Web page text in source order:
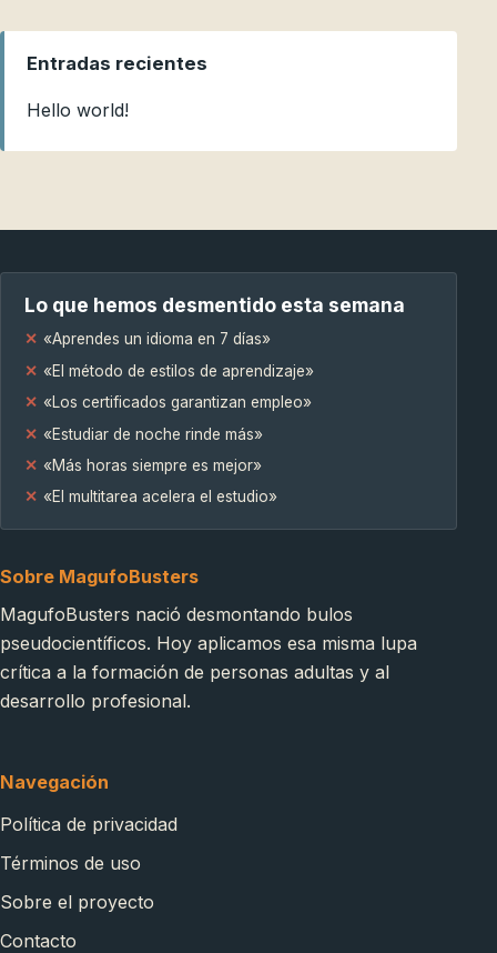
Entradas recientes
Hello world!
Lo que hemos desmentido esta semana
«Aprendes un idioma en 7 días»
«El método de estilos de aprendizaje»
«Los certificados garantizan empleo»
«Estudiar de noche rinde más»
«Más horas siempre es mejor»
«El multitarea acelera el estudio»
Sobre MagufoBusters
MagufoBusters nació desmontando bulos
pseudocientíficos. Hoy aplicamos esa misma lupa
crítica a la formación de personas adultas y al
desarrollo profesional.
Navegación
Política de privacidad
Términos de uso
Sobre el proyecto
Contacto